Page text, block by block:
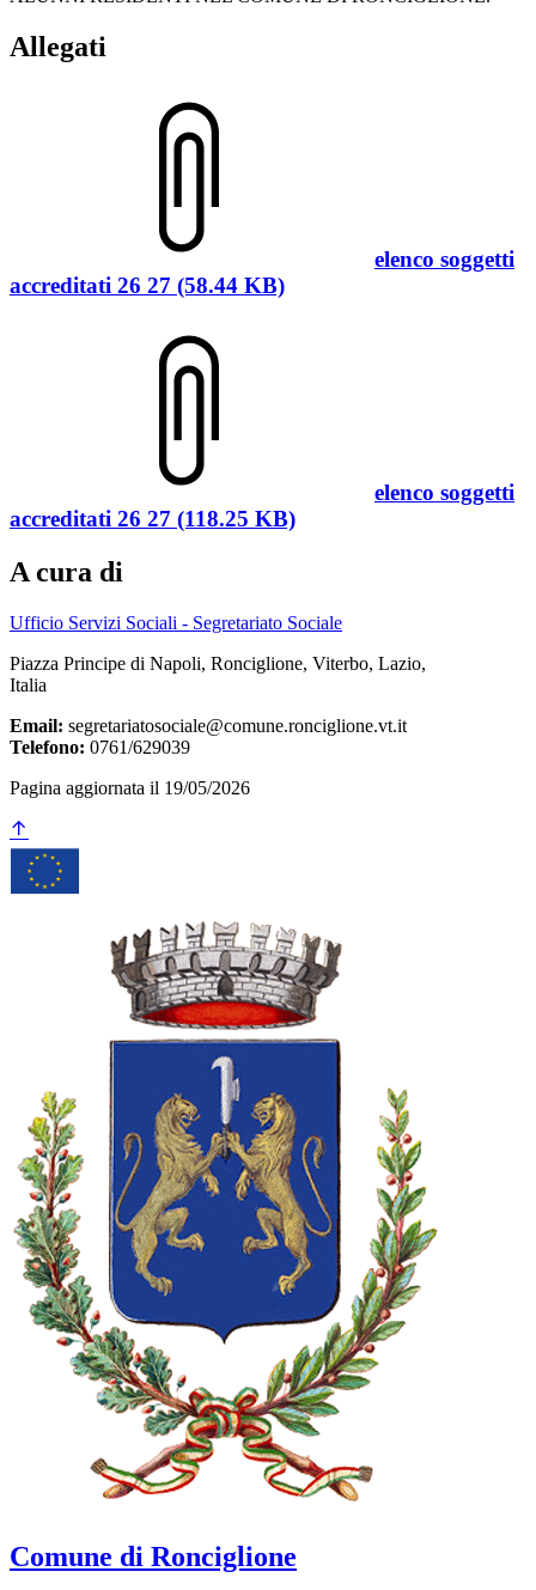
Allegati
elenco soggetti
accreditati 26 27 (58.44 KB)
elenco soggetti
accreditati 26 27 (118.25 KB)
A cura di
Ufficio Servizi Sociali - Segretariato Sociale
Piazza Principe di Napoli, Ronciglione, Viterbo, Lazio,
Italia
Email: segretariatosociale@comune.ronciglione.vt.it
Telefono: 0761/629039
Pagina aggiornata il 19/05/2026
Comune di Ronciglione